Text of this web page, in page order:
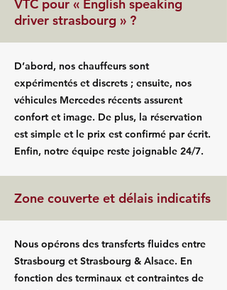
VTC pour « English speaking
driver strasbourg » ?
D’abord, nos chauffeurs sont
expérimentés et discrets ; ensuite, nos
véhicules Mercedes récents assurent
confort et image. De plus, la réservation
est simple et le prix est confirmé par écrit.
Enfin, notre équipe reste joignable 24/7.
Zone couverte et délais indicatifs
Nous opérons des transferts fluides entre
Strasbourg et Strasbourg & Alsace. En
fonction des terminaux et contraintes de